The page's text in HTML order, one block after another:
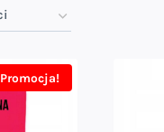
Promocja!